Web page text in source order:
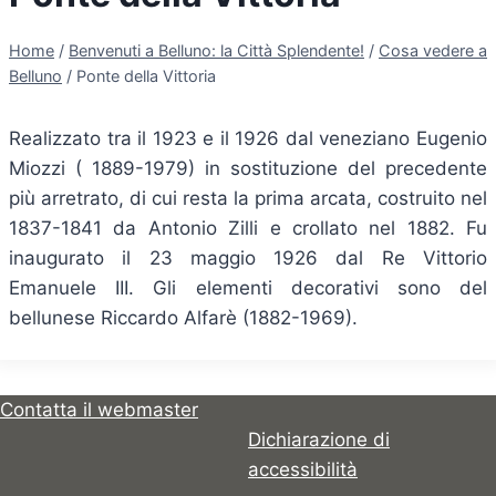
Home / Benvenuti a Belluno: la Città Splendente! / Cosa vedere a
Belluno / Ponte della Vittoria
Realizzato tra il 1923 e il 1926 dal veneziano Eugenio
Miozzi ( 1889-1979) in sostituzione del precedente
più arretrato, di cui resta la prima arcata, costruito nel
1837-1841 da Antonio Zilli e crollato nel 1882. Fu
inaugurato il 23 maggio 1926 dal Re Vittorio
Emanuele III. Gli elementi decorativi sono del
bellunese Riccardo Alfarè (1882-1969).
Contatta il webmaster
Dichiarazione di
accessibilità